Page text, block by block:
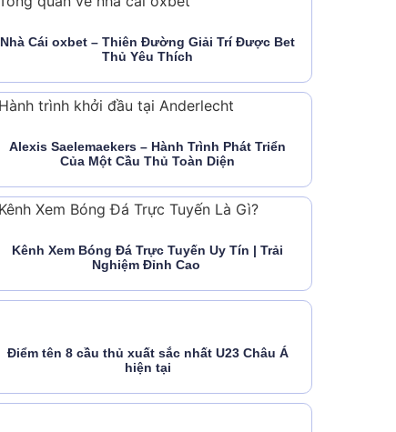
Nhà Cái oxbet – Thiên Đường Giải Trí Được Bet
Thủ Yêu Thích
Alexis Saelemaekers – Hành Trình Phát Triển
Của Một Cầu Thủ Toàn Diện
Kênh Xem Bóng Đá Trực Tuyến Uy Tín | Trải
Nghiệm Đỉnh Cao
Điểm tên 8 cầu thủ xuất sắc nhất U23 Châu Á
hiện tại